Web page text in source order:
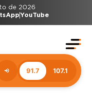
de 2026
YouTube
91.7 107.1